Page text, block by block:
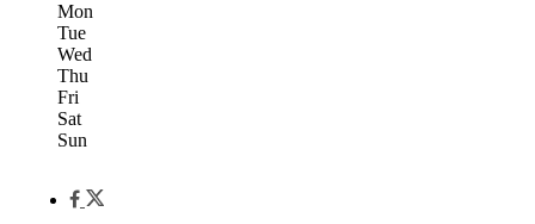
Mon
Tue
Wed
Thu
Fri
Sat
Sun